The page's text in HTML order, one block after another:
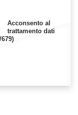
Acconsento al
trattamento dati